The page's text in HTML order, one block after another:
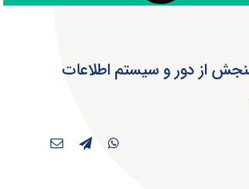
سوالات کنکور کارشناسی ارشد ۹۹ سنجش از دور و سیستم اطلاعات